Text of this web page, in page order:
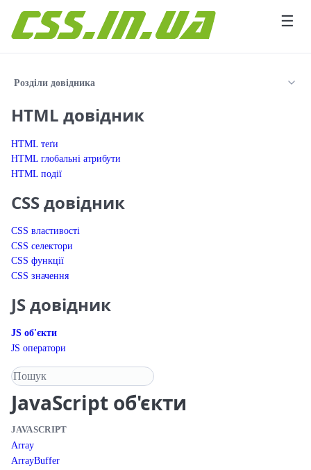
☰
Розділи довідника
HTML довідник
HTML теґи
HTML глобальні атрибути
HTML події
CSS довідник
CSS властивості
CSS селектори
CSS функції
CSS значення
JS довідник
JS об'єкти
JS оператори
Пошук у довіднику
JavaScript об'єкти
JAVASCRIPT
Array
ArrayBuffer